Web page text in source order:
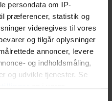
persondata om IP-
præferencer, statistik og
videregives til vores
og tilgår oplysninger
annoncer, levere
og indholdsmåling,
og udvikle tjenester. Se